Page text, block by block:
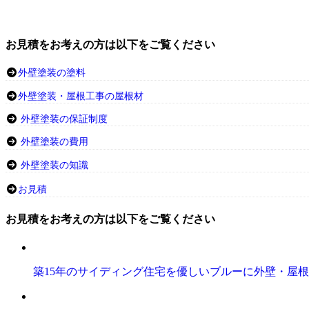
お見積をお考えの方は以下をご覧ください
外壁塗装の塗料
外壁塗装・屋根工事の屋根材
外壁塗装の保証制度
外壁塗装の費用
外壁塗装の知識
お見積
お見積をお考えの方は以下をご覧ください
築15年のサイディング住宅を優しいブルーに外壁・屋